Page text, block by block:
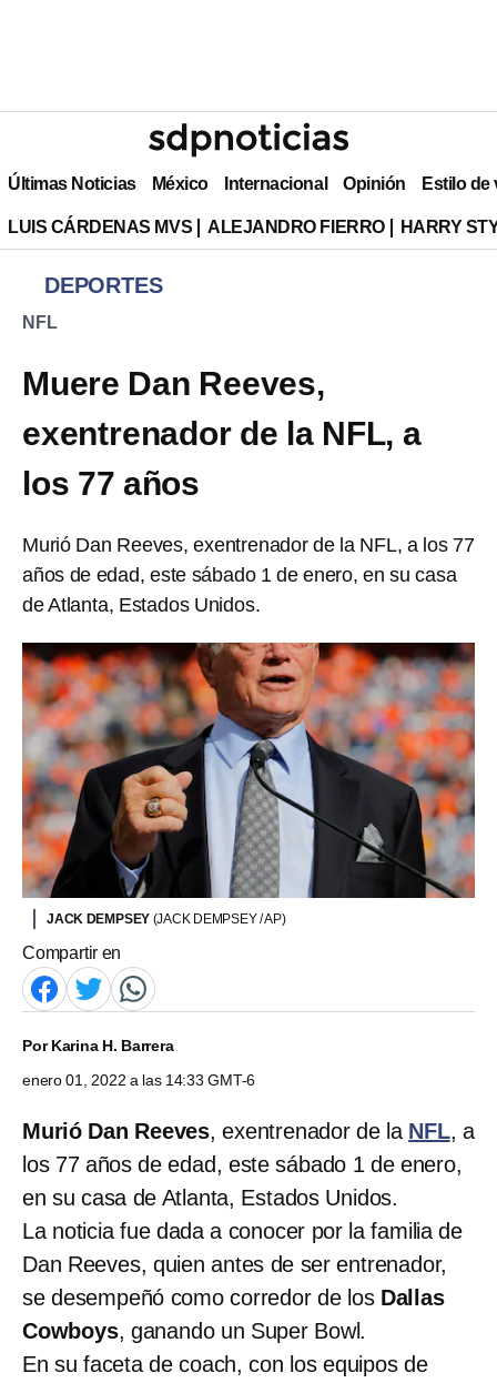
Últimas Noticias México Internacional Opinión Estilo de
LUIS CÁRDENAS MVS ALEJANDRO FIERRO HARRY
DEPORTES
NFL
Muere Dan Reeves,
exentrenador de la NFL, a
los 77 años
Murió Dan Reeves, exentrenador de la NFL, a los 77
años de edad, este sábado 1 de enero, en su casa
de Atlanta, Estados Unidos.
JACK DEMPSEY (JACK DEMPSEY / AP)
Compartir en
PorKarina H. Barrera
enero 01, 2022 a las 14:33 GMT-6
Murió Dan Reeves, exentrenador de la NFL, a
los 77 años de edad, este sábado 1 de enero,
en su casa de Atlanta, Estados Unidos.
La noticia fue dada a conocer por la familia de
Dan Reeves, quien antes de ser entrenador,
se desempeñó como corredor de los Dallas
Cowboys, ganando un Super Bowl.
En su faceta de coach, con los equipos de